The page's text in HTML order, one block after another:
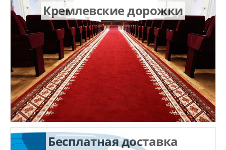
Кремлевские дорожки
Бесплатная доставка